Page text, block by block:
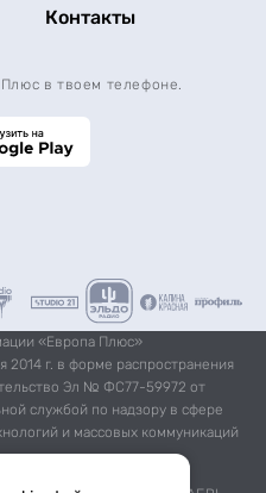
Контакты
в твоем телефоне.
«Европа Плюс»
2014 г. в форме распространения
Эл № ФС77-59972 от
службой по надзору в сфере
и массовых коммуникаций